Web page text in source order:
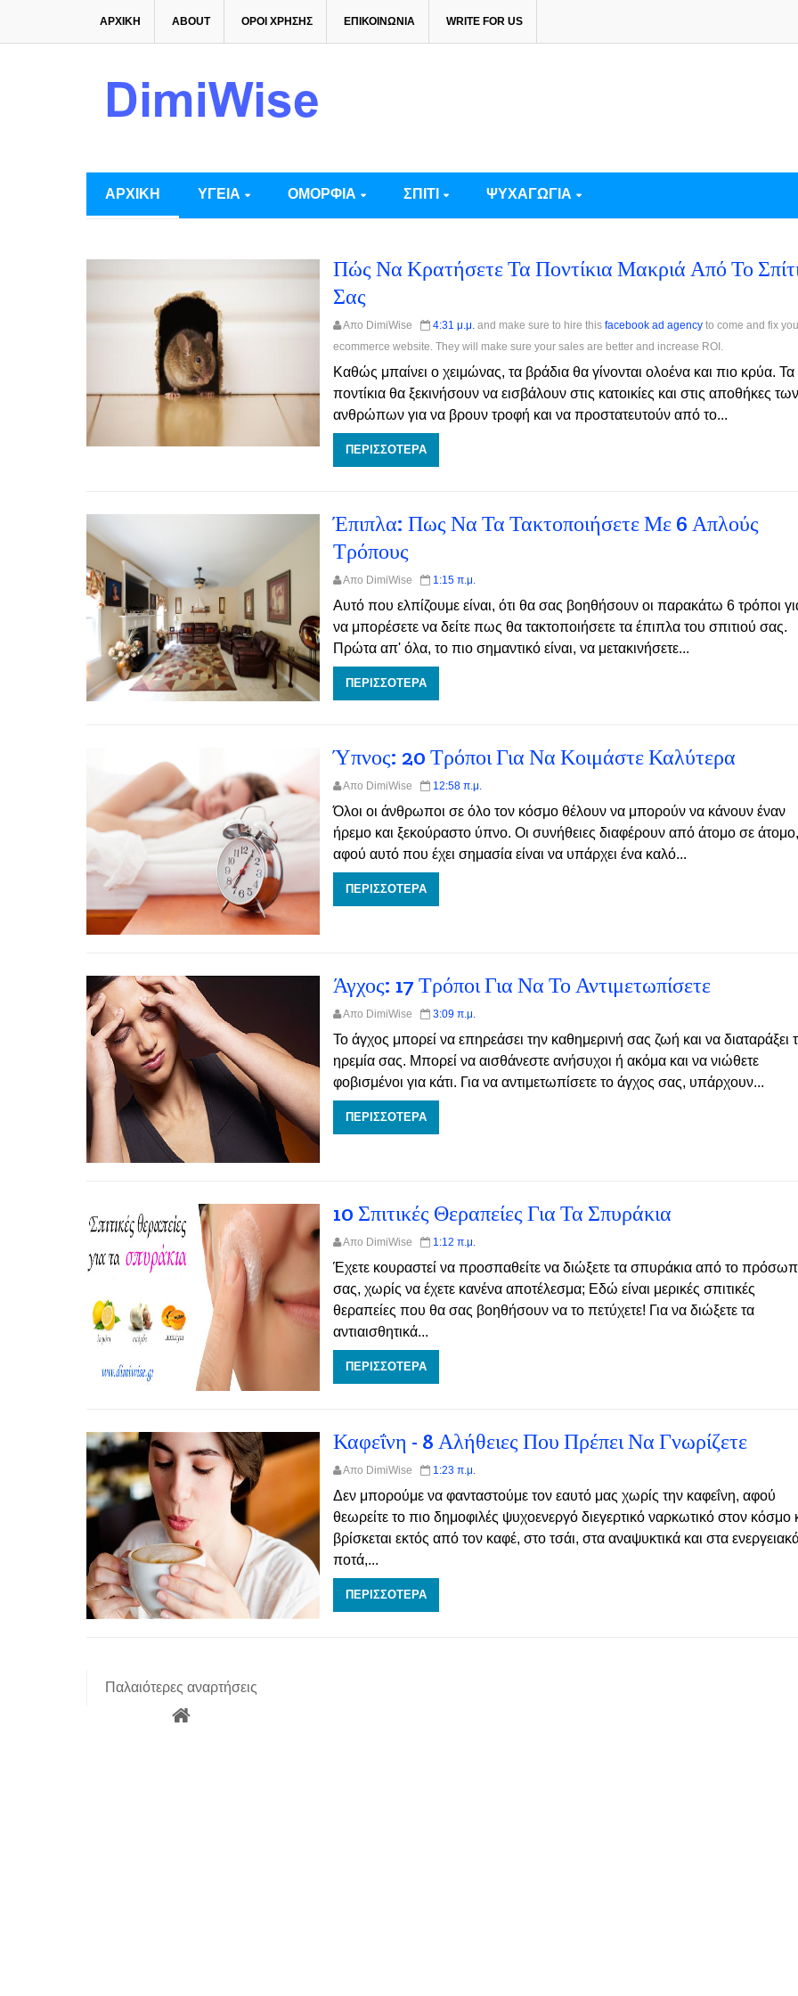
ΑΡΧΙΚΗ ABOUT ΟΡΟΙ ΧΡΗΣΗΣ ΕΠΙΚΟΙΝΩΝΙΑ WRITE FOR US
ΑΡΧΙΚΗ ΥΓΕΙΑ ΟΜΟΡΦΙΑ ΣΠΙΤΙ ΨΥΧΑΓΩΓΙΑ
Πώς Να Κρατήσετε Τα Ποντίκια Μακριά Από Το
Σας
Απο DimiWise 4:31 μ.μ. and make sure to hire thisfacebook ad agency to come and fix
ecommerce website. They will make sure your sales are better and increase ROI.
Καθώς μπαίνει ο χειμώνας, τα βράδια θα γίνονται ολοένα και πιο κρύα. Τα
ποντίκια θα ξεκινήσουν να εισβάλουν στις κατοικίες και στις αποθήκες
ανθρώπων για να βρουν τροφή και να προστατευτούν από το...
ΠΕΡΙΣΣΟΤΕΡΑ
Έπιπλα: Πως Να Τα Τακτοποιήσετε Με 6 Απλούς
Τρόπους
Απο DimiWise 1:15 π.μ.
Αυτό που ελπίζουμε είναι, ότι θα σας βοηθήσουν οι παρακάτω 6 τρόποι
να μπορέσετε να δείτε πως θα τακτοποιήσετε τα έπιπλα του σπιτιού σας.
Πρώτα απ' όλα, το πιο σημαντικό είναι, να μετακινήσετε...
ΠΕΡΙΣΣΟΤΕΡΑ
Ύπνος: 20 Τρόποι Για Να Κοιμάστε Καλύτερα
Απο DimiWise 12:58 π.μ.
Όλοι οι άνθρωποι σε όλο τον κόσμο θέλουν να μπορούν να κάνουν έναν
ήρεμο και ξεκούραστο ύπνο. Οι συνήθειες διαφέρουν από άτομο σε
αφού αυτό που έχει σημασία είναι να υπάρχει ένα καλό...
ΠΕΡΙΣΣΟΤΕΡΑ
Άγχος: 17 Τρόποι Για Να Το Αντιμετωπίσετε
Απο DimiWise 3:09 π.μ.
Το άγχος μπορεί να επηρεάσει την καθημερινή σας ζωή και να διαταράξει
ηρεμία σας. Μπορεί να αισθάνεστε ανήσυχοι ή ακόμα και να νιώθετε
φοβισμένοι για κάτι. Για να αντιμετωπίσετε το άγχος σας, υπάρχουν...
ΠΕΡΙΣΣΟΤΕΡΑ
10 Σπιτικές Θεραπείες Για Τα Σπυράκια
Απο DimiWise 1:12 π.μ.
Έχετε κουραστεί να προσπαθείτε να διώξετε τα σπυράκια από το
σας, χωρίς να έχετε κανένα αποτέλεσμα; Εδώ είναι μερικές σπιτικές
θεραπείες που θα σας βοηθήσουν να το πετύχετε! Για να διώξετε τα
αντιαισθητικά...
ΠΕΡΙΣΣΟΤΕΡΑ
Καφεΐνη - 8 Αλήθειες Που Πρέπει Να Γνωρίζετε
Απο DimiWise 1:23 π.μ.
Δεν μπορούμε να φανταστούμε τον εαυτό μας χωρίς την καφεΐνη, αφού
θεωρείτε το πιο δημοφιλές ψυχοενεργό διεγερτικό ναρκωτικό στον κόσμο
βρίσκεται εκτός από τον καφέ, στο τσάι, στα αναψυκτικά και στα
ποτά,...
ΠΕΡΙΣΣΟΤΕΡΑ
Παλαιότερες αναρτήσεις